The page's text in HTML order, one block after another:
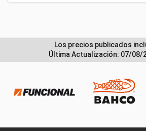
Los precios publicados
Última Actualización: 07/08/